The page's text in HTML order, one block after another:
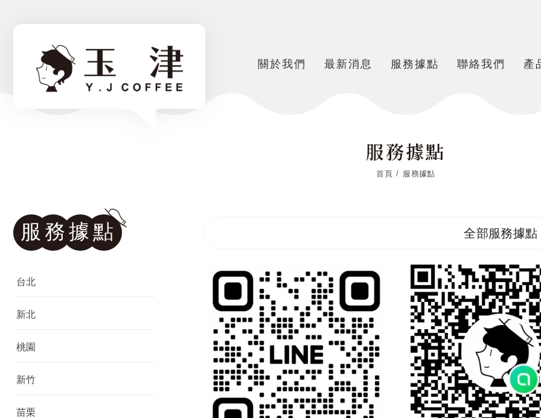
關於我們 最新消息 服務據點 聯絡我們 產
服務據點
首頁 服務據點
服務據點
台北
新北
桃園
新竹
苗栗
全部服務據點